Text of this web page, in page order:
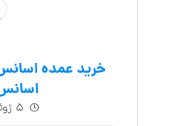
خرید عمده
۵ ژوئن, ۲۰۲۵